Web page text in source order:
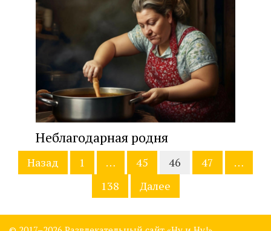
Неблагодарная родня
Навигация
Назад 1 … 45 46 47
…
138
Далее